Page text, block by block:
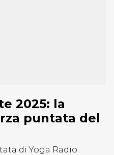
2025: la
puntata del
di Yoga Radio